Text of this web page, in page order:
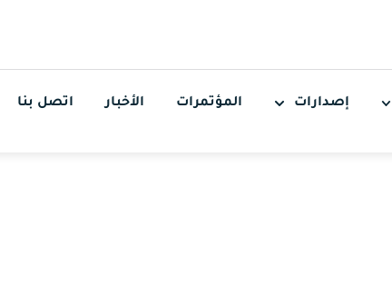
إصدارات المؤتمرات الأخبار اتصل بنا